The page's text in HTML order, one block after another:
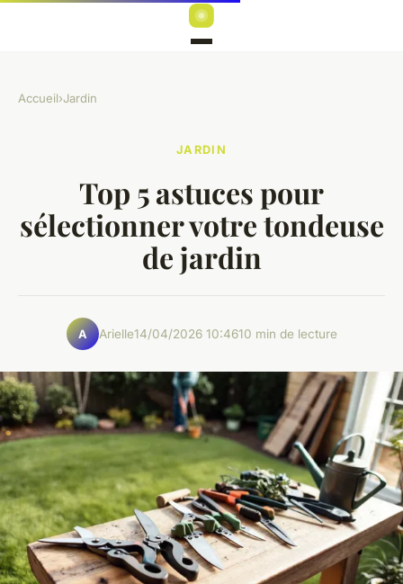
Accueil›Jardin
JARDIN
Top 5 astuces pour
sélectionner votre tondeuse
de jardin
A Arielle14/04/2026 10:4610 min de lecture